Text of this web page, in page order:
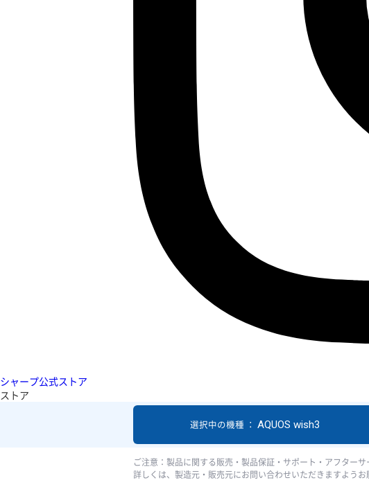
シャープ公式ストア
ストア
選択中の機種 ： AQUOS wish3
ご注意：製品に関する販売・製品保証・サポート・アフター
詳しくは、製造元・販売元にお問い合わせいただきますようお